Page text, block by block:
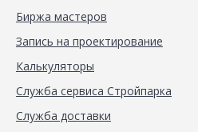
Биржа мастеров
Запись на проектирование
Калькуляторы
Служба сервиса Стройпарка
Служба доставки